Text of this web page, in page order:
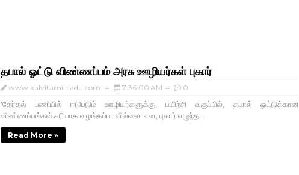
தபால் ஓட்டு விண்ணப்பம் அரசு ஊழியர்கள் புகார்
www.kalvitamilnadu.com 7:36:00 AM 0
'தேர்தல் பணியில் ஈடுபடும் ஊழியர்களுக்கு, பயிற்சி வகுப்பில், தபால் ஓட்டுக்கான
விண்ணப்பங்கள் சரியாக வழங்கப்படவில்லை' என, புகார் எழுந்த...
Read More »